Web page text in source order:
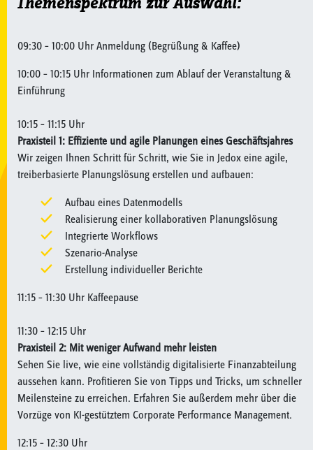
09:30 – 10:00 Uhr Anmeldung (Begrüßung & Kaffee)
10:00 – 10:15 Uhr Informationen zum Ablauf der Veranstaltung &
Einführung
10:15 – 11:15 Uhr
Praxisteil 1: Effiziente und agile Planungen eines Geschäftsjahres
Wir zeigen Ihnen Schritt für Schritt, wie Sie in Jedox eine agile,
treiberbasierte Planungslösung erstellen und aufbauen:
Aufbau eines Datenmodells
Realisierung einer kollaborativen Planungslösung
Integrierte Workflows
Szenario-Analyse
Erstellung individueller Berichte
11:15 – 11:30 Uhr Kaffeepause
11:30 – 12:15 Uhr
Praxisteil 2: Mit weniger Aufwand mehr leisten
Sehen Sie live, wie eine vollständig digitalisierte Finanzabteilung
aussehen kann. Profitieren Sie von Tipps und Tricks, um schneller
Meilensteine zu erreichen. Erfahren Sie außerdem mehr über die
Vorzüge von KI-gestütztem Corporate Performance Management.
12:15 – 12:30 Uhr